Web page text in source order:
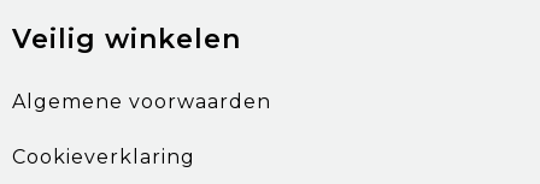
Veilig winkelen
Algemene voorwaarden
Cookieverklaring